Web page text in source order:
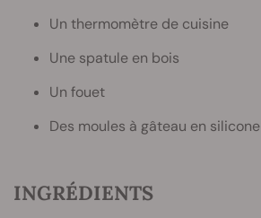
Un thermomètre de cuisine
Une spatule en bois
Un fouet
Des moules à gâteau en silicone
INGRÉDIENTS